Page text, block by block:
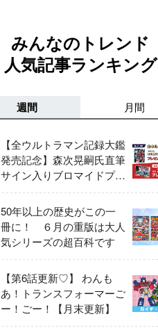
みんなのトレンド
人気記事ランキング
週間 月間
【全ウルトラマン記録大鑑
発売記念】森次晃嗣氏直筆
サイン入りブロマイドプレ
ゼントキャンペーン開催！
50年以上の歴史がこの一
冊に！ ６月の重版は大人
気シリーズの超百科です
【第6話更新♡】 わんも
あ！トランスフォーマーご
ー！ごー！【月末更新】